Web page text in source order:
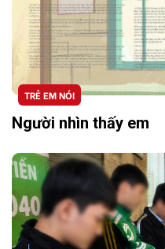
TRẺ EM NÓI
Người nhìn thấy em